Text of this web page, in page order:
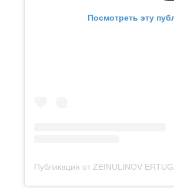
Посмотреть эту
Публикация от ZEINULINOV